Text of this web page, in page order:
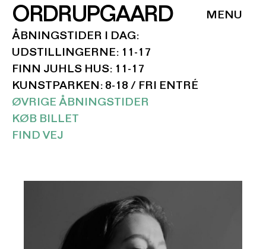
ORDRUPGAARD
ÅBNINGSTIDER I DAG:
UDSTILLINGERNE: 11-17
FINN JUHLS HUS: 11-17
KUNSTPARKEN: 8-18 / FRI ENTRÉ
ØVRIGE ÅBNINGSTIDER
KØB BILLET
FIND VEJ